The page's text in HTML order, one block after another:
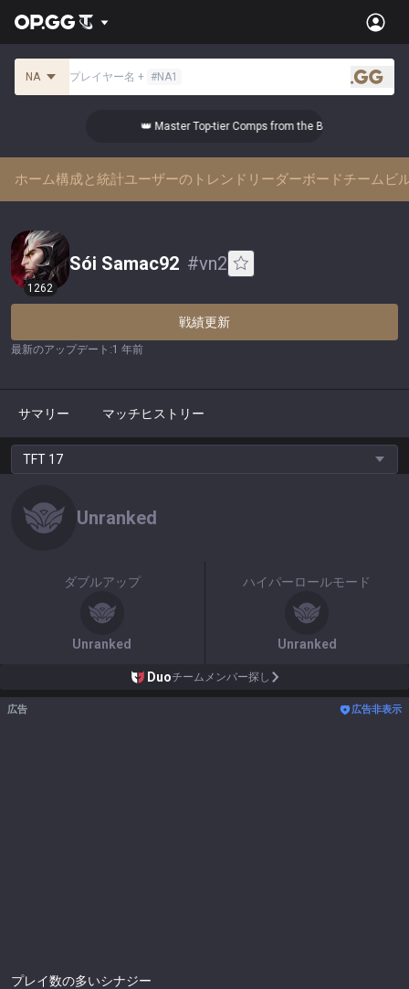
NA プレイヤー名 + #NA1
.gg
👑 Master Top-tier Comps from the Best!
ホーム構成と統計ユーザーのトレンド リーダーボードチームビ
1262
Sói Samac92 #vn2
戦績更新
最新のアップデート :1 年前
サマリー マッチヒストリー
TFT 17
Unranked
ダブルアップ
Unranked
ハイパーロールモード
Unranked
Duoチームメンバー探し
広告 広告非表示
プレイ数の多いシナジー